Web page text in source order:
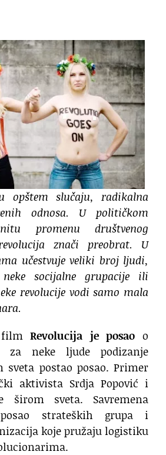
opštem slučaju, radikalna
odnosa. U političkom
promenu društvenog
znači preobrat. U
učestvuje veliki broj ljudi,
socijalne grupacije ili
revolucije vodi samo mala
filmRevolucija je posao o
neke ljude podizanje
sveta postao posao. Primer
aktivista Srdja Popović i
širom sveta. Savremena
strateških grupa i
koje pružaju logistiku